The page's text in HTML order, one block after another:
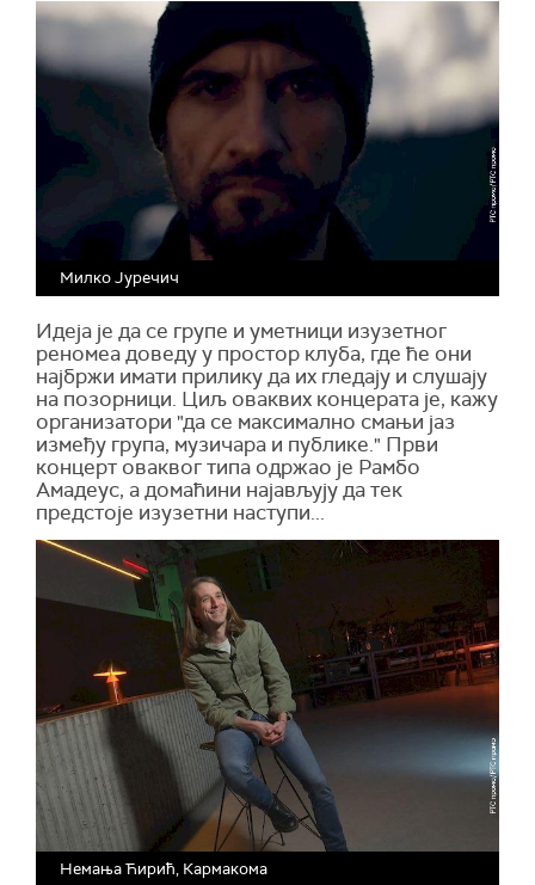
Милко Јуречич
Идеја је да се групе и уметници изузетног
реномеа доведу у простор клуба, где ће они
најбржи имати прилику да их гледају и слушају
на позорници. Циљ оваквих концерата је, кажу
организатори "да се максимално смањи јаз
између група, музичара и публике." Први
концерт оваквог типа одржао је Рамбо
Амадеус, а домаћини најављују да тек
предстоје изузетни наступи...
Немања Ћирић, Кармакома